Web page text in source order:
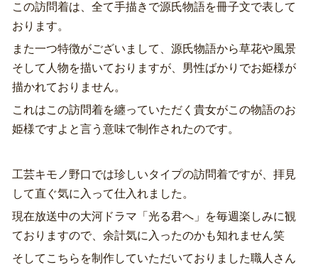
この訪問着は、全て手描きで源氏物語を冊子文で表して
おります。
また一つ特徴がございまして、源氏物語から草花や風景
そして人物を描いておりますが、男性ばかりでお姫様が
描かれておりません。
これはこの訪問着を纏っていただく貴女がこの物語のお
姫様ですよと言う意味で制作されたのです。
工芸キモノ野口では珍しいタイプの訪問着ですが、拝見
して直ぐ気に入って仕入れました。
現在放送中の大河ドラマ「光る君へ」を毎週楽しみに観
ておりますので、余計気に入ったのかも知れません笑
そしてこちらを制作していただいておりました職人さん